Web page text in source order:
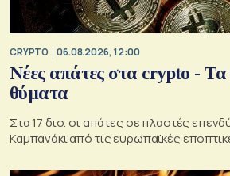
CRYPTO 06.08.2026, 12:00
Νέες απάτες στα crypto -
θύματα
Στα 17 δισ. οι απάτες σε πλαστές
Καμπανάκι από τις ευρωπαϊκές